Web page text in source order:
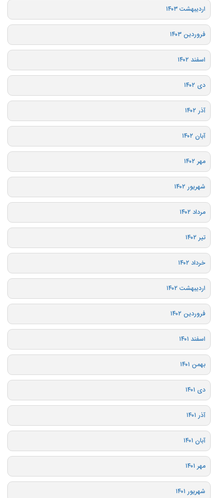
اردیبهشت ۱۴۰۳
فروردین ۱۴۰۳
اسفند ۱۴۰۲
دی ۱۴۰۲
آذر ۱۴۰۲
آبان ۱۴۰۲
مهر ۱۴۰۲
شهریور ۱۴۰۲
مرداد ۱۴۰۲
تیر ۱۴۰۲
خرداد ۱۴۰۲
اردیبهشت ۱۴۰۲
فروردین ۱۴۰۲
اسفند ۱۴۰۱
بهمن ۱۴۰۱
دی ۱۴۰۱
آذر ۱۴۰۱
آبان ۱۴۰۱
مهر ۱۴۰۱
شهریور ۱۴۰۱